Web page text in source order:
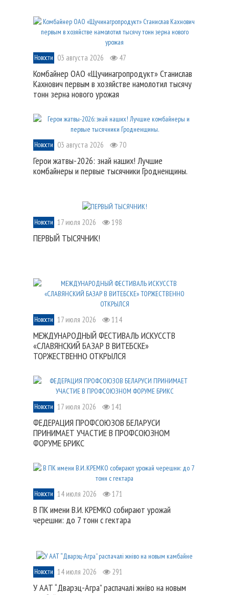
Новости 03 августа 2026 47
Комбайнер ОАО «Щучинагропродукт» Станислав
Кахнович первым в хозяйстве намолотил тысячу
тонн зерна нового урожая
Новости 03 августа 2026 70
Герои жатвы-2026: знай наших! Лучшие
комбайнеры и первые тысячники Гродненщины.
Новости 17 июля 2026 198
ПЕРВЫЙ ТЫСЯЧНИК!
Новости 17 июля 2026 114
МЕЖДУНАРОДНЫЙ ФЕСТИВАЛЬ ИСКУССТВ
«СЛАВЯНСКИЙ БАЗАР В ВИТЕБСКЕ»
ТОРЖЕСТВЕННО ОТКРЫЛСЯ
Новости 17 июля 2026 141
ФЕДЕРАЦИЯ ПРОФСОЮЗОВ БЕЛАРУСИ
ПРИНИМАЕТ УЧАСТИЕ В ПРОФСОЮЗНОМ
ФОРУМЕ БРИКС
Новости 14 июля 2026 171
В ПК имени В.И. КРЕМКО собирают урожай
черешни: до 7 тонн с гектара
Новости 14 июля 2026 291
У ААТ “Дварэц-Агра” распачалі жніво на новым